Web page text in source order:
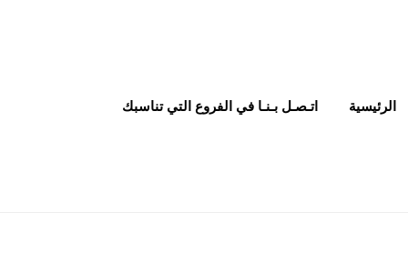
الرئيسية اتـصـل بـنـا في الفروع التي تناسبك